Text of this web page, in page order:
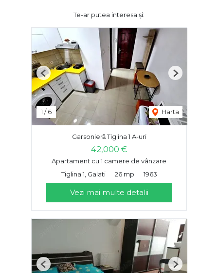
Te-ar putea interesa și:
1 /6 Harta
Previous Next
Garsonieră Tiglina 1 A-uri
42,000 €
Apartament cu 1 camere de vânzare
Tiglina 1, Galati
26 mp 1963
Vezi mai multe detalii
Previous Next